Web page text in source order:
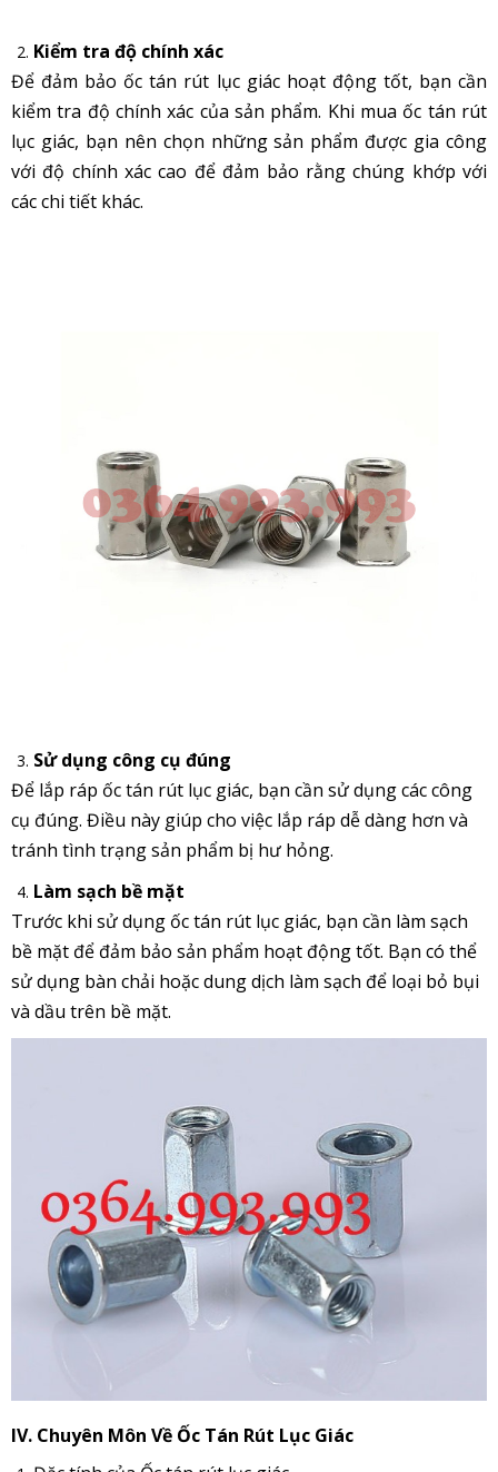
Kiểm tra độ chính xác
Để đảm bảo ốc tán rút lục giác hoạt động tốt, bạn cần
kiểm tra độ chính xác của sản phẩm. Khi mua ốc tán rút
lục giác, bạn nên chọn những sản phẩm được gia công
với độ chính xác cao để đảm bảo rằng chúng khớp với
các chi tiết khác.
Sử dụng công cụ đúng
Để lắp ráp ốc tán rút lục giác, bạn cần sử dụng các công
cụ đúng. Điều này giúp cho việc lắp ráp dễ dàng hơn và
tránh tình trạng sản phẩm bị hư hỏng.
Làm sạch bề mặt
Trước khi sử dụng ốc tán rút lục giác, bạn cần làm sạch
bề mặt để đảm bảo sản phẩm hoạt động tốt. Bạn có thể
sử dụng bàn chải hoặc dung dịch làm sạch để loại bỏ bụi
và dầu trên bề mặt.
IV. Chuyên Môn Về Ốc Tán Rút Lục Giác